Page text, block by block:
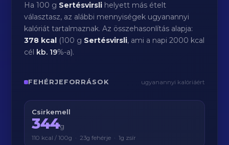
Ha 100 g Sertésvirsli helyett más ételt
választasz, az alábbi mennyiségek ugyanannyi
kalóriát tartalmaznak. Az összehasonlítás alapja:
378 kcal (100 g Sertésvirsli, ami a napi 2000 kcal
cél kb. 19%-a).
FEHÉRJEFORRÁSOK ugyanannyi kalóriáért
Csirkemell
344g
110 kcal / 100g · 23g fehérje · 1g zsír